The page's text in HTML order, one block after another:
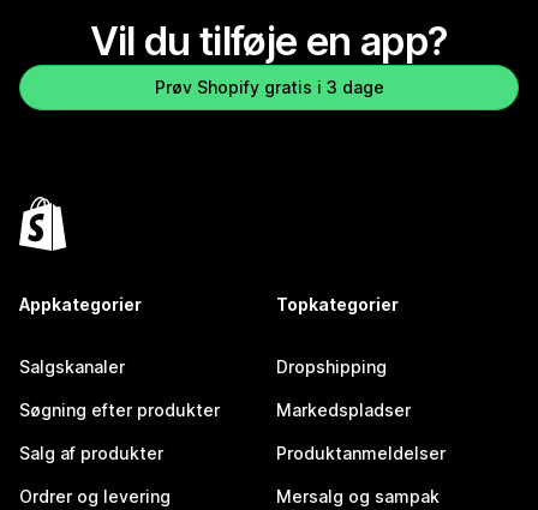
Vil du tilføje en app?
Prøv Shopify gratis i 3 dage
Appkategorier
Salgskanaler
Søgning efter produkter
Salg af produkter
Ordrer og levering
Topkategorier
Dropshipping
Markedspladser
Produktanmeldelser
Mersalg og sampak